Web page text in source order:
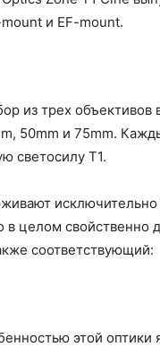
и EF-mount.
из трех объективов
50mm и 75mm.
светосилу T1.
исключительно
в целом свойственно
соответствующий:
этой оптики